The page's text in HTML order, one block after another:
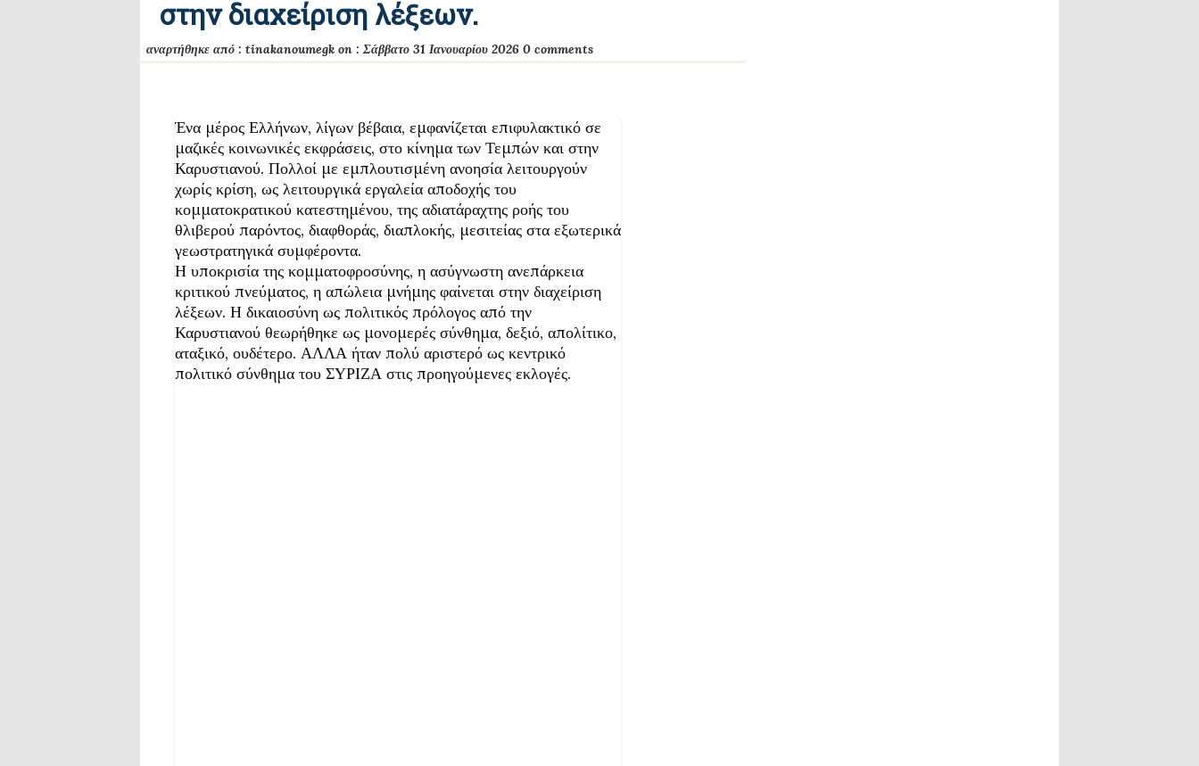
στην διαχείριση λέξεων.
αναρτήθηκε από : tinakanoumegk on :Σάββατο 31 Ιανουαρίου 2026 0 comments
Ένα μέρος Ελλήνων, λίγων βέβαια, εμφανίζεται επιφυλακτικό σε
μαζικές κοινωνικές εκφράσεις, στο κίνημα των Τεμπών και στην
Καρυστιανού. Πολλοί με εμπλουτισμένη ανοησία λειτουργούν
χωρίς κρίση, ως λειτουργικά εργαλεία αποδοχής του
κομματοκρατικού κατεστημένου, της αδιατάραχτης ροής του
θλιβερού παρόντος, διαφθοράς, διαπλοκής, μεσιτείας στα εξωτερικά
γεωστρατηγικά συμφέροντα.
Η υποκρισία της κομματοφροσύνης, η ασύγνωστη ανεπάρκεια
κριτικού πνεύματος, η απώλεια μνήμης φαίνεται στην διαχείριση
λέξεων. Η δικαιοσύνη ως πολιτικός πρόλογος από την
Καρυστιανού θεωρήθηκε ως μονομερές σύνθημα, δεξιό, απολίτικο,
αταξικό, ουδέτερο. ΑΛΛΑ ήταν πολύ αριστερό ως κεντρικό
πολιτικό σύνθημα του ΣΥΡΙΖΑ στις προηγούμενες εκλογές.